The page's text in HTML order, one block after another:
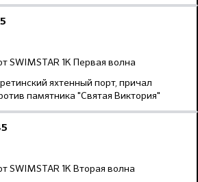
SWIMSTAR 1K Первая волна
яхтенный порт, причал
памятника "Святая Виктория"
SWIMSTAR 1K Вторая волна